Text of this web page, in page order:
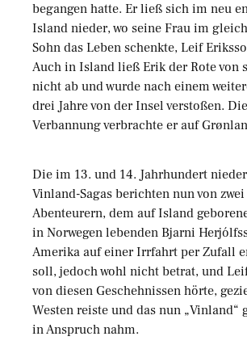
begangen hatte. Er ließ sich im neu
Island nieder, wo seine Frau im
Sohn das Leben schenkte, Leif
Auch in Island ließ Erik der Rote von
nicht ab und wurde nach einem
drei Jahre von der Insel verstoßen.
Verbannung verbrachte er auf
Die im 13. und 14. Jahrhundert
Vinland-Sagas berichten nun von zwei
Abenteurern, dem auf Island
in Norwegen lebenden Bjarni
Amerika auf einer Irrfahrt per Zufall
soll, jedoch wohl nicht betrat, und
von diesen Geschehnissen hörte,
Westen reiste und das nun „Vinland“
in Anspruch nahm.